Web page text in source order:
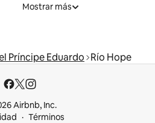
Mostrar más
Príncipe Eduardo Río Hope
Airbnb, Inc.
Términos